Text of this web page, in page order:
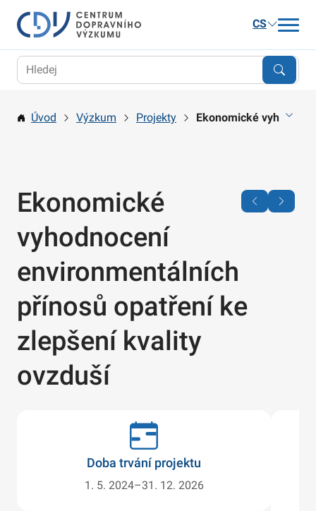
CS
Aktuality
Publikace a služby
O nás
Úvod Výzkum Projekty Ekonomické
Ekonomické
vyhodnocení
environmentálních
přínosů opatření ke
zlepšení kvality
ovzduší
Doba trvání projektu
1. 5. 2024–31. 12. 2026